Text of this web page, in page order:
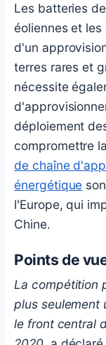
Les batteries
éoliennes et
d'un
terres rares et
nécessite
déploiement
compromettre
de chaîne
énergétique
l'Europe, qui
Chine.
Points de
La compétition
plus
le front central